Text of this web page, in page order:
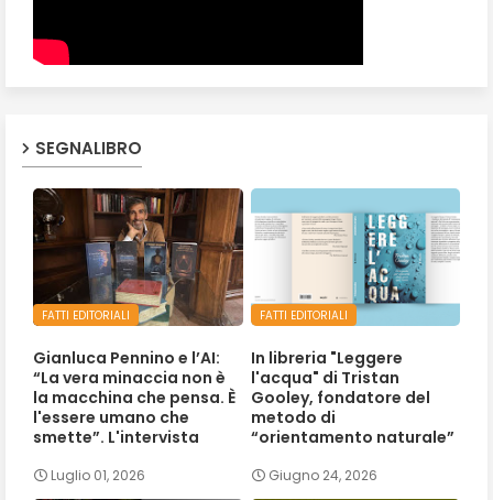
SEGNALIBRO
FATTI EDITORIALI
Gianluca Pennino e l’AI:
“La vera minaccia non è
la macchina che pensa. È
l'essere umano che
smette”. L'intervista
Luglio 01, 2026
FATTI EDITORIALI
In libreria "Leggere
l'acqua" di Tristan
Gooley, fondatore del
metodo di
“orientamento naturale”
Giugno 24, 2026